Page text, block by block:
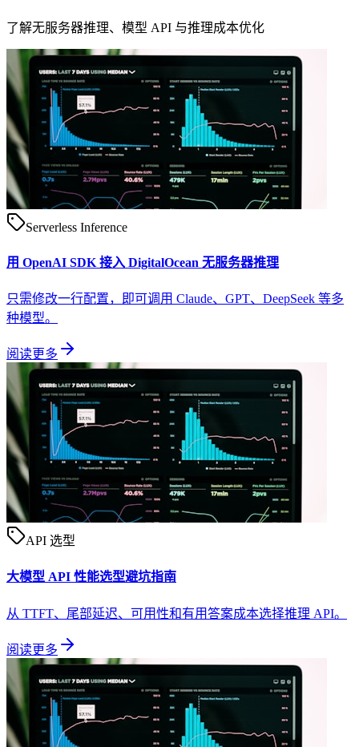
了解无服务器推理、模型 API 与推理成本优化
Serverless Inference
用 OpenAI SDK 接入 DigitalOcean 无服务器推理
只需修改一行配置，即可调用 Claude、GPT、DeepSeek 等多
种模型。
阅读更多
API 选型
大模型 API 性能选型避坑指南
从 TTFT、尾部延迟、可用性和有用答案成本选择推理 API。
阅读更多